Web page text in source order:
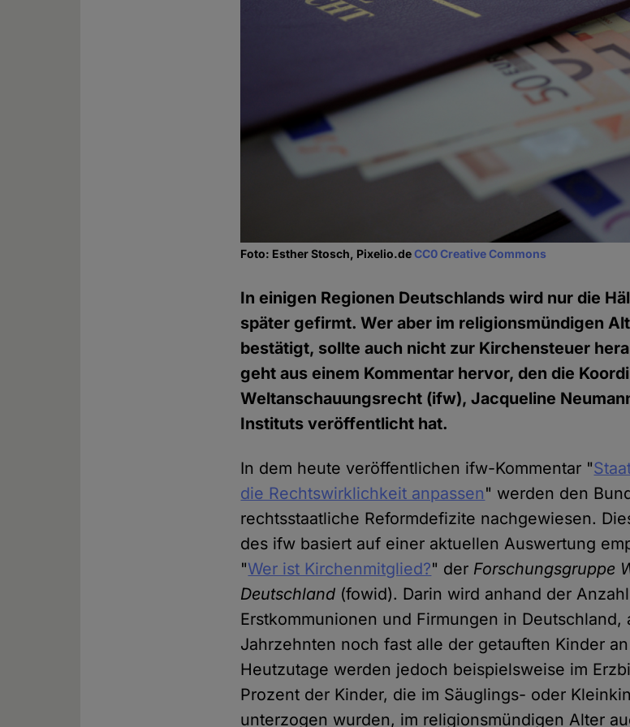
Foto: Esther Stosch, Pixelio.deCC0 Creative Commons
In einigen Regionen Deutschlands wird nur die
später gefirmt. Wer aber im religionsmündigen
bestätigt, sollte auch nicht zur Kirchensteuer
geht aus einem Kommentar hervor, den die
Weltanschauungsrecht (ifw), Jacqueline
Instituts veröffentlicht hat.
In dem heute veröffentlichen ifw-Kommentar "
die Rechtswirklichkeit anpassen" werden den
rechtsstaatliche Reformdefizite nachgewiesen.
des ifw basiert auf einer aktuellen Auswertung
"Wer ist Kirchenmitglied?" der Forschungsgruppe
Deutschland (fowid). Darin wird anhand der
Erstkommunionen und Firmungen in Deutschland,
Jahrzehnten noch fast alle der getauften Kinder
Heutzutage werden jedoch beispielsweise im
Prozent der Kinder, die im Säuglings- oder
unterzogen wurden, im religionsmündigen Alter